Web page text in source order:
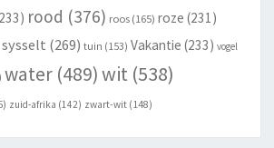
rood (376) roos (165) roze (231)
sysselt (269) tuin (153) Vakantie (233) vogel
water (489)wit (538)
zuid-afrika (142) zwart-wit (148)